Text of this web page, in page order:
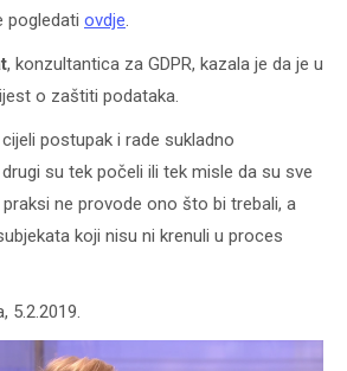
pogledati ovdje.
, konzultantica za GDPR, kazala je da je u
o zaštiti podataka.
postupak i rade sukladno
su tek počeli ili tek misle da su sve
ne provode ono što bi trebali, a
koji nisu ni krenuli u proces
5.2.2019.